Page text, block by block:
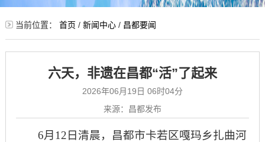
当前位置： 首页 / 新闻中心/ 昌都要闻
六天，非遗在昌都“活”了起来
2026年06月19日 06时04分
来源：昌都发布
6月12日清晨，昌都市卡若区嘎玛乡扎曲河